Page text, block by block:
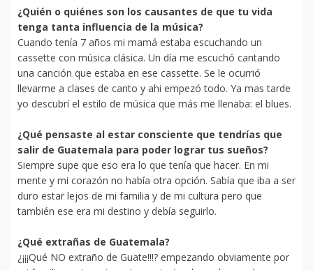
¿Quién o quiénes son los causantes de que tu vida
tenga tanta influencia de la música?
Cuando tenía 7 años mi mamá estaba escuchando un
cassette con música clásica. Un día me escuchó cantando
una canción que estaba en ese cassette. Se le ocurrió
llevarme a clases de canto y ahi empezó todo. Ya mas tarde
yo descubrí el estilo de música que más me llenaba: el blues.
¿Qué pensaste al estar consciente que tendrías que
salir de Guatemala para poder lograr tus sueños?
Siempre supe que eso era lo que tenía que hacer. En mi
mente y mi corazón no había otra opción. Sabía que iba a ser
duro estar lejos de mi familia y de mi cultura pero que
también ese era mi destino y debía seguirlo.
¿Qué extrañas de Guatemala?
¿¡¡¡Qué NO extraño de Guate!!!? empezando obviamente por